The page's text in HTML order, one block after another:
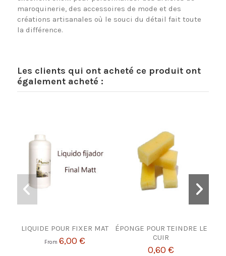
maroquinerie, des accessoires de mode et des
créations artisanales où le souci du détail fait toute
la différence.
Les clients qui ont acheté ce produit ont
également acheté :
LIQUIDE POUR FIXER MAT
From6,00 €
ÉPONGE POUR TEINDRE LE
CUIR
0,60 €